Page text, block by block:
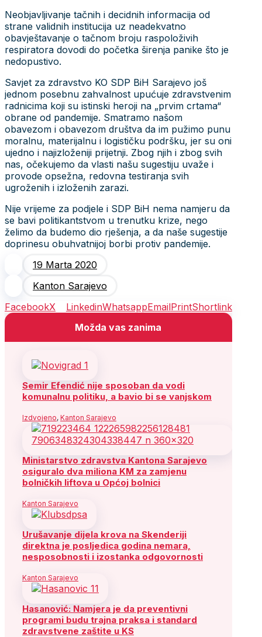
Neobjavljivanje tačnih i decidnih informacija od
strane validnih institucija uz neadekvatno
obavještavanje o tačnom broju raspoloživih
respiratora dovodi do početka širenja panike što je
nedopustivo.
Savjet za zdravstvo KO SDP BiH Sarajevo još
jednom posebnu zahvalnost upućuje zdravstvenim
radnicima koji su istinski heroji na „prvim crtama“
obrane od pandemije. Smatramo našom
obavezom i obavezom društva da im pužimo punu
moralnu, materijalnu i logističku podršku, jer su oni
ujedno i najizloženiji prijetnji. Zbog njih i zbog svih
nas, očekujemo da vlasti našu sugestiju uvaže i
provode opsežna, redovna testiranja svih
ugroženih i izloženih zarazi.
Nije vrijeme za podjele i SDP BiH nema namjeru da
se bavi politikantstvom u trenutku krize, nego
želimo da budemo dio rješenja, a da naše sugestije
doprinesu obuhvatnijoj borbi protiv pandemije.
19 Marta 2020
Kanton Sarajevo
FacebookX LinkedinWhatsappEmailPrintShortlink
Možda vas zanima
Semir Efendić nije sposoban da vodi
komunalnu politiku, a bavio bi se vanjskom
Izdvojeno, Kanton Sarajevo
Ministarstvo zdravstva Kantona Sarajevo
osiguralo dva miliona KM za zamjenu
bolničkih liftova u Općoj bolnici
Kanton Sarajevo
Urušavanje dijela krova na Skenderiji
direktna je posljedica godina nemara,
nesposobnosti i izostanka odgovornosti
Kanton Sarajevo
Hasanović: Namjera je da preventivni
programi budu trajna praksa i standard
zdravstvene zaštite u KS